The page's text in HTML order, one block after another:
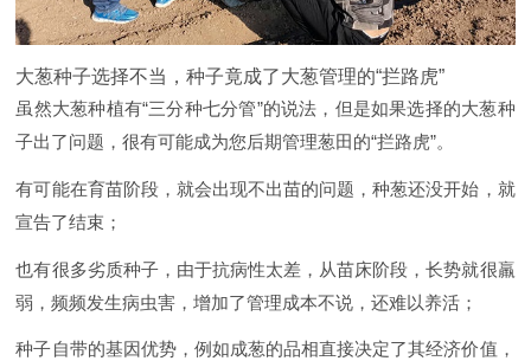
大葱种子选择不当，种子竟成了大葱管理的“拦路虎”
虽然大葱种植有“三分种七分管”的说法，但是如果选择的大葱种
子出了问题，很有可能成为您后期管理葱田的“拦路虎”。
有可能在育苗阶段，就会出现不出苗的问题，种葱还没开始，就
宣告了结束；
也有很多劣质种子，由于抗病性太差，从苗床阶段，长势就很羸
弱，频频发生病虫害，增加了管理成本不说，还难以养活；
种子自带的基因优势，例如成葱的品相直接决定了其经济价值，